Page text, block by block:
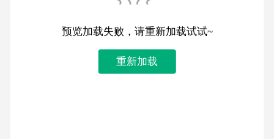
预览加载失败，请重新加载试试~
重新加载